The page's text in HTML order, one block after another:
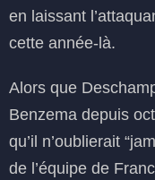
en laissant
cette année-là.
Alors que
Benzema depuis
qu’il n’oublierait
de l’équipe de